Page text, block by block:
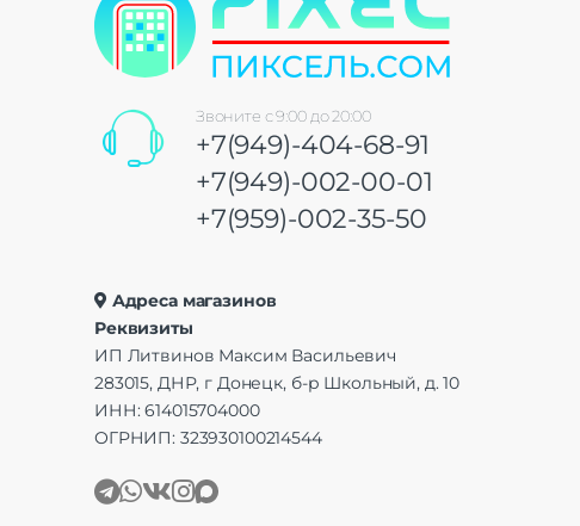
Звоните с 9:00 до 20:00
+7(949)-404-68-91
+7(949)-002-00-01
+7(959)-002-35-50
Адреса магазинов
Реквизиты
ИП Литвинов Максим Васильевич
283015, ДНР, г Донецк, б-р Школьный, д. 10
ИНН: 614015704000
ОГРНИП: 323930100214544